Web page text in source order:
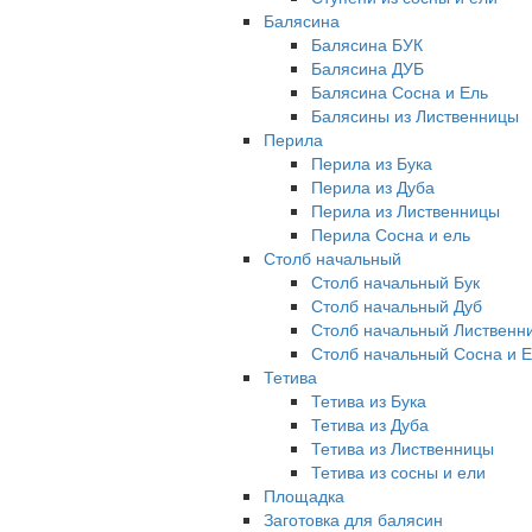
Балясина
Балясина БУК
Балясина ДУБ
Балясина Сосна и Ель
Балясины из Лиственницы
Перила
Перила из Бука
Перила из Дуба
Перила из Лиственницы
Перила Сосна и ель
Столб начальный
Столб начальный Бук
Столб начальный Дуб
Столб начальный
Столб начальный Сосна и
Тетива
Тетива из Бука
Тетива из Дуба
Тетива из Лиственницы
Тетива из сосны и ели
Площадка
Заготовка для балясин